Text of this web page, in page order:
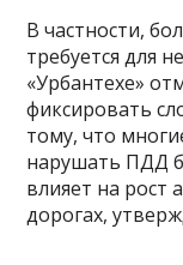
В частности,
требуется для
«Урбантехе»
фиксировать
тому, что
нарушать ПДД
влияет на рост
дорогах,